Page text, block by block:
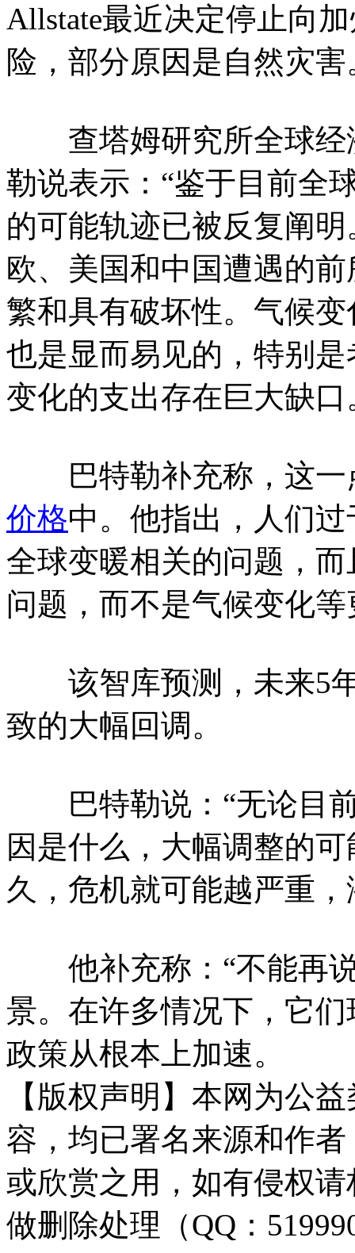
Allstate最近决定停止向
险，部分原因是自然灾害
查塔姆研究所全球经
勒说表示：“鉴于目前全
的可能轨迹已被反复阐
欧、美国和中国遭遇的
繁和具有破坏性。气候
也是显而易见的，特别
变化的支出存在巨大缺口
巴特勒补充称，这一
价格中。他指出，人们
全球变暖相关的问题，
问题，而不是气候变化
该智库预测，未来5年
致的大幅回调。
巴特勒说：“无论目前
因是什么，大幅调整的
久，危机就可能越严重
他补充称：“不能再说
景。在许多情况下，它
政策从根本上加速。
【版权声明】本网为公
容，均已署名来源和作
或欣赏之用，如有侵权
做删除处理（QQ：